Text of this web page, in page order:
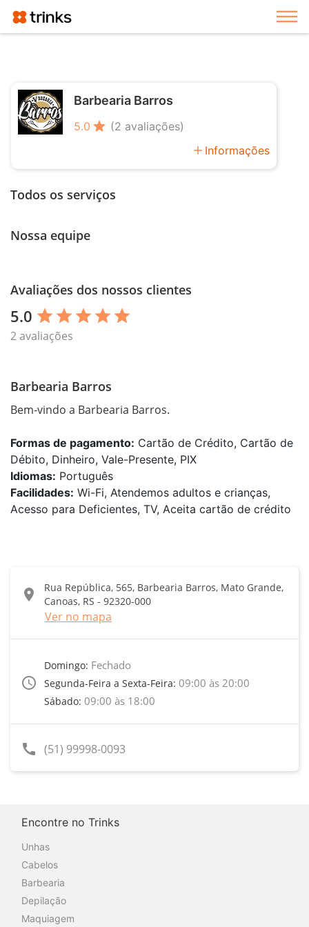
Barbearia Barros
5.0 star (2 avaliações)
add Informações
Todos os serviços
Nossa equipe
Avaliações dos nossos clientes
5.0 star star star star star
2 avaliações
Barbearia Barros
Bem-vindo a Barbearia Barros.
Formas de pagamento: Cartão de Crédito, Cartão de
Débito, Dinheiro, Vale-Presente, PIX
Idiomas: Português
Facilidades: Wi-Fi, Atendemos adultos e crianças,
Acesso para Deficientes, TV, Aceita cartão de crédito
location_on
Rua República, 565, Barbearia Barros, Mato Grande,
Canoas, RS - 92320-000
Ver no mapa
access_time
Domingo: Fechado
Segunda-Feira a Sexta-Feira: 09:00 às 20:00
Sábado: 09:00 às 18:00
call (51) 99998-0093
Encontre no Trinks
Unhas
Cabelos
Barbearia
Depilação
Maquiagem